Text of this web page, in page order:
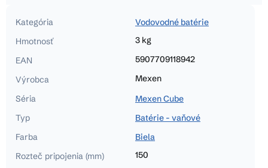
Kategória
Vodovodné batérie
Hmotnosť
3 kg
EAN
5907709118942
Výrobca
Mexen
Séria
Mexen Cube
Typ
Batérie - vaňové
Farba
Biela
Rozteč pripojenia (mm)
150